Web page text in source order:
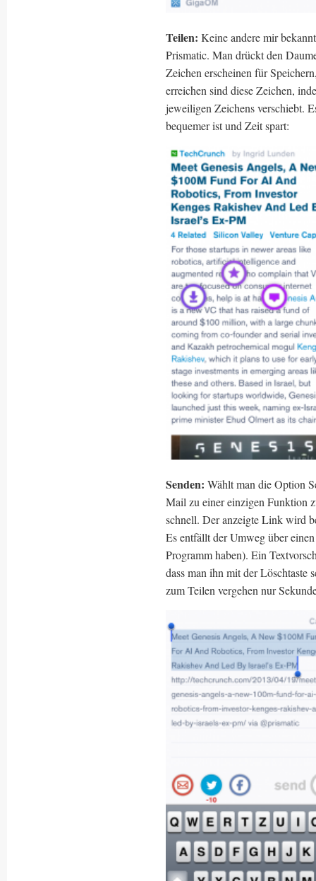
Teilen: Keine andere mir
Prismatic. Man drückt den
Zeichen erscheinen für
erreichen sind diese Zeichen,
jeweiligen Zeichens verschiebt.
bequemer ist und Zeit spart:
Senden: Wählt man die Option
Mail zu einer einzigen Funktion
schnell. Der anzeigte Link wird
Es entfällt der Umweg über
Programm haben). Ein
dass man ihn mit der Löschtaste
zum Teilen vergehen nur